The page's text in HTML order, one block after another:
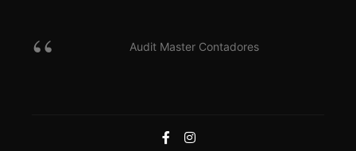
Audit Master Contadores